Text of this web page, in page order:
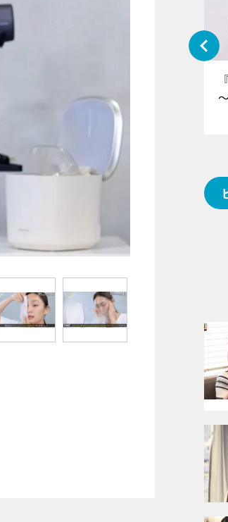
E齋藤樹愛羅＆佐々木舞香SPインタ